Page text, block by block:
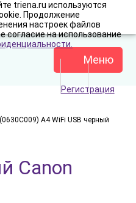
triena.ru используются
Продолжение
настроек файлов
согласие на использование
Регистрация
Меню
A4 WiFi USB черный
Canon